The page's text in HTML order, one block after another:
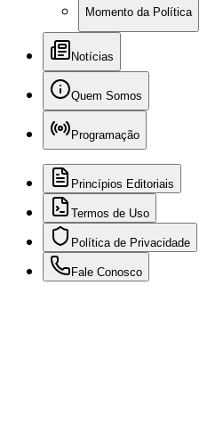
Momento da Política
Notícias
Quem Somos
Programação
Princípios Editoriais
Termos de Uso
Política de Privacidade
Fale Conosco